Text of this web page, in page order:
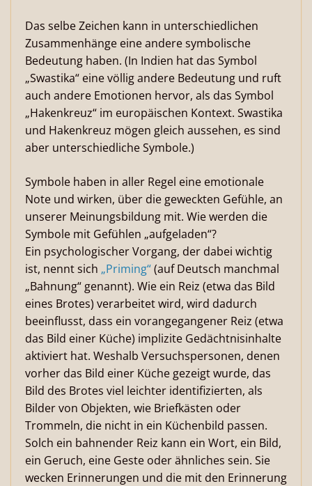
Das selbe Zeichen kann in unterschiedlichen
Zusammenhänge eine andere symbolische
Bedeutung haben. (In Indien hat das Symbol
„Swastika“ eine völlig andere Bedeutung und ruft
auch andere Emotionen hervor, als das Symbol
„Hakenkreuz“ im europäischen Kontext. Swastika
und Hakenkreuz mögen gleich aussehen, es sind
aber unterschiedliche Symbole.)
Symbole haben in aller Regel eine emotionale
Note und wirken, über die geweckten Gefühle, an
unserer Meinungsbildung mit. Wie werden die
Symbole mit Gefühlen „aufgeladen“?
Ein psychologischer Vorgang, der dabei wichtig
ist, nennt sich „Priming“(auf Deutsch manchmal
„Bahnung“ genannt). Wie ein Reiz (etwa das Bild
eines Brotes) verarbeitet wird, wird dadurch
beeinflusst, dass ein vorangegangener Reiz (etwa
das Bild einer Küche) implizite Gedächtnisinhalte
aktiviert hat. Weshalb Versuchspersonen, denen
vorher das Bild einer Küche gezeigt wurde, das
Bild des Brotes viel leichter identifizierten, als
Bilder von Objekten, wie Briefkästen oder
Trommeln, die nicht in ein Küchenbild passen.
Solch ein bahnender Reiz kann ein Wort, ein Bild,
ein Geruch, eine Geste oder ähnliches sein. Sie
wecken Erinnerungen und die mit den Erinnerung